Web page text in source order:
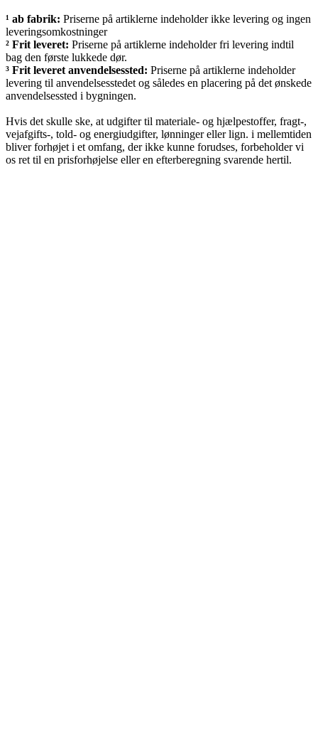
¹ ab fabrik: Priserne på artiklerne indeholder ikke levering og ingen
leveringsomkostninger
² Frit leveret: Priserne på artiklerne indeholder fri levering indtil
bag den første lukkede dør.
³ Frit leveret anvendelsessted: Priserne på artiklerne indeholder
levering til anvendelsesstedet og således en placering på det ønskede
anvendelsessted i bygningen.
Hvis det skulle ske, at udgifter til materiale- og hjælpestoffer, fragt-,
vejafgifts-, told- og energiudgifter, lønninger eller lign. i mellemtiden
bliver forhøjet i et omfang, der ikke kunne forudses, forbeholder vi
os ret til en prisforhøjelse eller en efterberegning svarende hertil.